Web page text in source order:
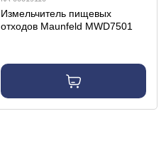
Измельчитель пищевых
отходов Maunfeld MWD7501